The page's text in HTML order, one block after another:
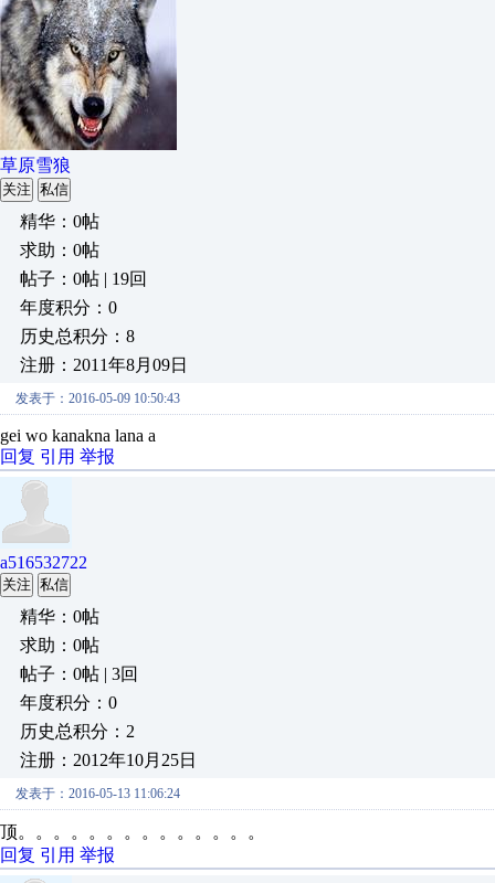
草原雪狼
关注 私信
精华：0帖
求助：0帖
帖子：0帖 | 19回
年度积分：0
历史总积分：8
注册：2011年8月09日
发表于：2016-05-09 10:50:43
gei wo kanakna lana a
回复 引用 举报
a516532722
关注 私信
精华：0帖
求助：0帖
帖子：0帖 | 3回
年度积分：0
历史总积分：2
注册：2012年10月25日
发表于：2016-05-13 11:06:24
顶。。。。。。。。。。。。。。
回复 引用 举报